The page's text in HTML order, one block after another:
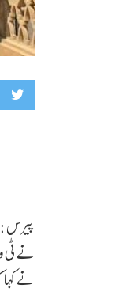
پیرس
نے ٹی
نے